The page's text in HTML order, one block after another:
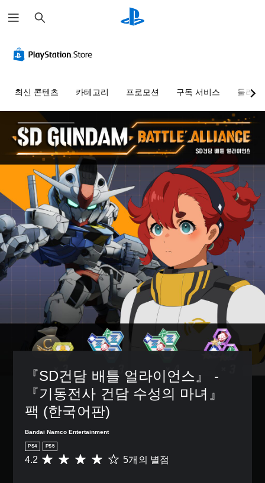
색
최신 콘텐츠 카테고리 프로모션 구독 서비스 둘러보
『SD건담 배틀 얼라이언스』 -
『기동전사 건담 수성의 마녀』
팩 (한국어판)
Bandai Namco Entertainment
PS4 PS5
총
4.2 5개의 별점